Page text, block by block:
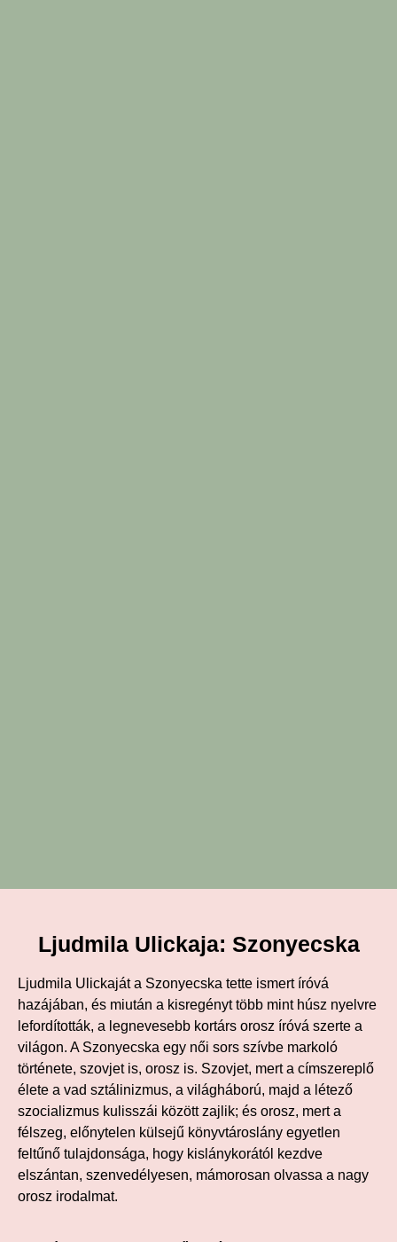
Ljudmila Ulickaja: Szonyecska
Ljudmila Ulickaját a Szonyecska tette ismert íróvá
hazájában, és miután a kisregényt több mint húsz nyelvre
lefordították, a legnevesebb kortárs orosz íróvá szerte a
világon. A Szonyecska egy női sors szívbe markoló
története, szovjet is, orosz is. Szovjet, mert a címszereplő
élete a vad sztálinizmus, a világháború, majd a létező
szocializmus kulisszái között zajlik; és orosz, mert a
félszeg, előnytelen külsejű könyvtároslány egyetlen
feltűnő tulajdonsága, hogy kislánykorától kezdve
elszántan, szenvedélyesen, mámorosan olvassa a nagy
orosz irodalmat.